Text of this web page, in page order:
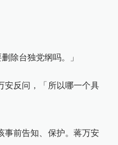
除台独党纲吗。」
反问，「所以哪一个具
前告知、保护。蒋万安